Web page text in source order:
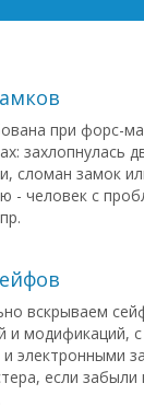
при форс-
захлопнулась
сломан замок
- человек с
вскрываем
и модификаций, с
электронными
если забыли